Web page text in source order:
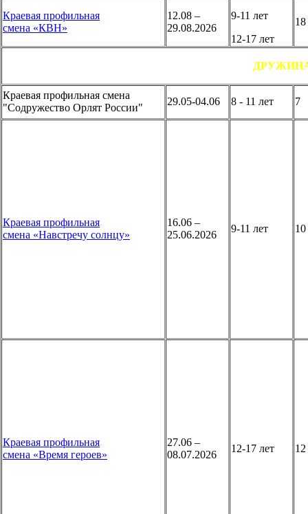
Краевая профильная
смена «КВН»
12.08 –
29.08.2026
9-11 лет
12-17 лет
Краевая профильная смена
"Содружество Орлят России"
29.05-04.06 8 - 11 лет 7
Краевая профильная
смена «Навстречу солнцу»
16.06 –
25.06.2026
9-11 лет
Краевая профильная
смена «Время героев»
27.06 –
08.07.2026
12-17 лет